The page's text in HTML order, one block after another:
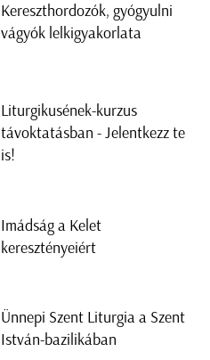
Kereszthordozók, gyógyulni
vágyók lelkigyakorlata
Liturgikusének-kurzus
távoktatásban - Jelentkezz te
is!
Imádság a Kelet
keresztényeiért
Ünnepi Szent Liturgia a Szent
István-bazilikában